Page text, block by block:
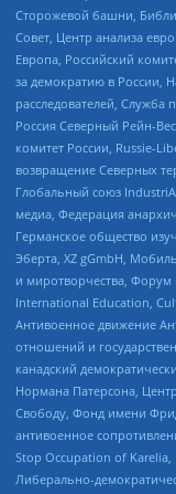
Сторожевой башни,
Совет, Центр анализа
Европа, Российский
за демократию в России,
расследователей,
Россия Северный Рейн-
комитет России, Russie-
возвращение Северных
Глобальный союз
медиа, Федерация
Германское общество
Эберта, XZ gGmbH,
и миротворчества,
International Education,
Антивоенное движение
отношений и
канадский
Нормана Патерсона,
Свободу, Фонд имени
антивоенное
Stop Occupation of
Либерально-